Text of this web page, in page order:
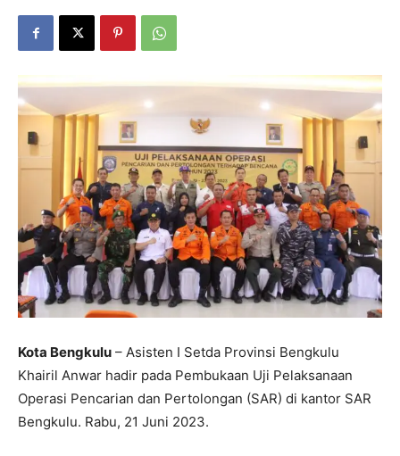
Kota Bengkulu – Asisten I Setda Provinsi Bengkulu
Khairil Anwar hadir pada Pembukaan Uji Pelaksanaan
Operasi Pencarian dan Pertolongan (SAR) di kantor SAR
Bengkulu. Rabu, 21 Juni 2023.